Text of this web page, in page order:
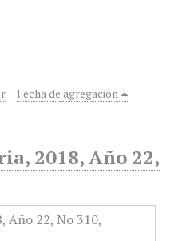
Fecha de agregación
2018, Año 22,